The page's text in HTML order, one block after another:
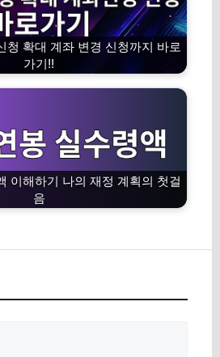
청 확대 계좌 변경 신청까지 바로
가기!!
이해하기 나의 재정 계획의 첫걸
음